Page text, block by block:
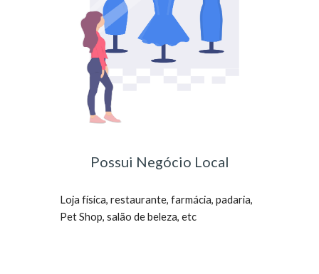
Possui Negócio Local
Loja física, restaurante, farmácia, padaria,
Pet Shop, salão de beleza, etc